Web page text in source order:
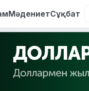
МәдениетСұқбат